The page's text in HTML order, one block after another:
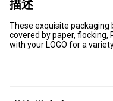
描述
These exquisite packaging
covered by paper, flocking,
with your LOGO for a